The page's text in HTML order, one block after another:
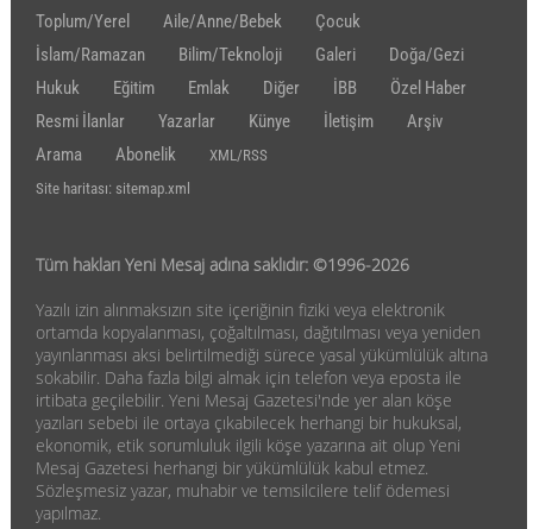
Toplum/Yerel
Aile/Anne/Bebek
Çocuk
İslam/Ramazan
Bilim/Teknoloji Galeri
Doğa/Gezi
Hukuk
Eğitim Emlak Diğer İBB
Özel Haber
Resmi İlanlar
Yazarlar Künye İletişim
Arşiv
Arama
Abonelik
XML/RSS
Site haritası: sitemap.xml
Tüm hakları Yeni Mesaj adına saklıdır: ©1996-2026
Yazılı izin alınmaksızın site içeriğinin fiziki veya elektronik
ortamda kopyalanması, çoğaltılması, dağıtılması veya yeniden
yayınlanması aksi belirtilmediği sürece yasal yükümlülük altına
sokabilir. Daha fazla bilgi almak için telefon veya eposta ile
irtibata geçilebilir. Yeni Mesaj Gazetesi'nde yer alan köşe
yazıları sebebi ile ortaya çıkabilecek herhangi bir hukuksal,
ekonomik, etik sorumluluk ilgili köşe yazarına ait olup Yeni
Mesaj Gazetesi herhangi bir yükümlülük kabul etmez.
Sözleşmesiz yazar, muhabir ve temsilcilere telif ödemesi
yapılmaz.